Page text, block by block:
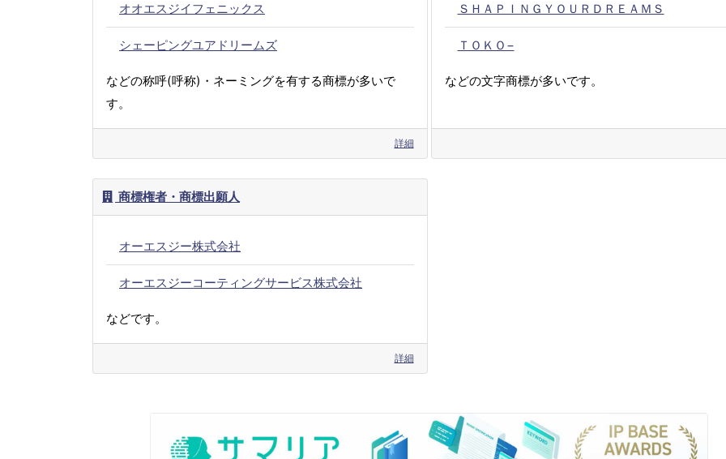
オオエスジイフェニックス
シェーピングユアドリームズ
などの称呼(呼称)・ネーミングを有する商標が多いで
す。
詳細
ＳＨＡＰＩＮＧＹＯＵＲＤＲＥＡＭＳ
ＴＯＫＯ−
などの文字商標が多いです。
商標権者・商標出願人
オーエスジー株式会社
オーエスジーコーティングサービス株式会社
などです。
詳細